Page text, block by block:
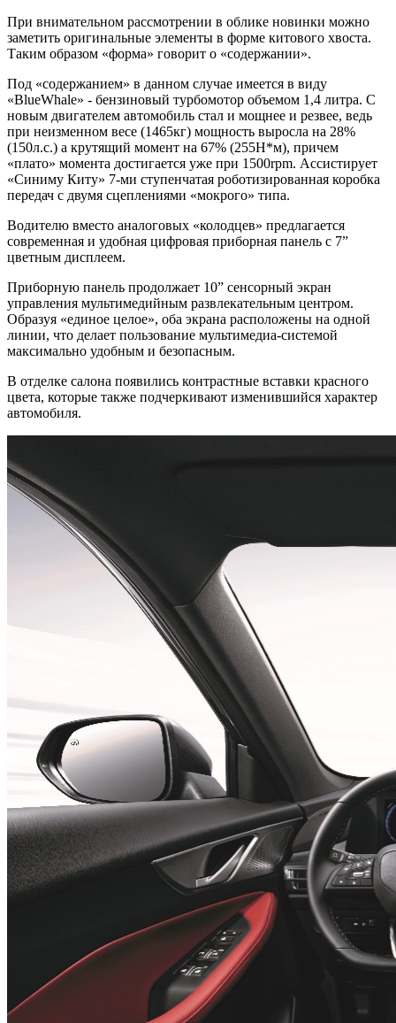
При внимательном рассмотрении в облике новинки можно
заметить оригинальные элементы в форме китового хвоста.
Таким образом «форма» говорит о «содержании».
Под «содержанием» в данном случае имеется в виду
«BlueWhale» - бензиновый турбомотор объемом 1,4 литра. С
новым двигателем автомобиль стал и мощнее и резвее, ведь
при неизменном весе (1465кг) мощность выросла на 28%
(150л.с.) а крутящий момент на 67% (255Н*м), причем
«плато» момента достигается уже при 1500rpm. Ассистирует
«Синиму Киту» 7-ми ступенчатая роботизированная коробка
передач с двумя сцеплениями «мокрого» типа.
Водителю вместо аналоговых «колодцев» предлагается
современная и удобная цифровая приборная панель с 7”
цветным дисплеем.
Приборную панель продолжает 10” сенсорный экран
управления мультимедийным развлекательным центром.
Образуя «единое целое», оба экрана расположены на одной
линии, что делает пользование мультимедиа-системой
максимально удобным и безопасным.
В отделке салона появились контрастные вставки красного
цвета, которые также подчеркивают изменившийся характер
автомобиля.